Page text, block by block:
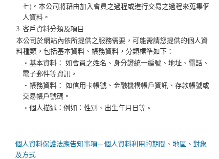
七)。本公司將藉由加入會員之過程或進行交易之過程來蒐集個
人資料。
3. 客戶資料分類及項目
本公司於網站內依所提供之服務需要，可能需請您提供的個人資
料種類，包括基本資料、帳務資料，分類標準如下：
‧基本資料： 如會員之姓名、身分證統一編號、地址、電話、
電子郵件等資訊。
‧帳務資料： 如信用卡帳號、金融機構帳戶資訊、存款帳號或
交易帳戶號碼。
‧個人描述：例如：性別、出生年月日等。
個人資料保護法應告知事項－個人資料利用的期間、地區、對象
及方式